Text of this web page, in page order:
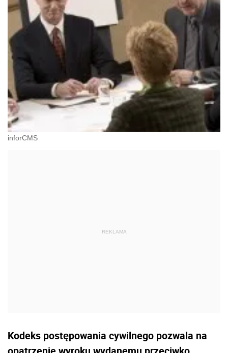
inforCMS
Kodeks postępowania cywilnego pozwala na